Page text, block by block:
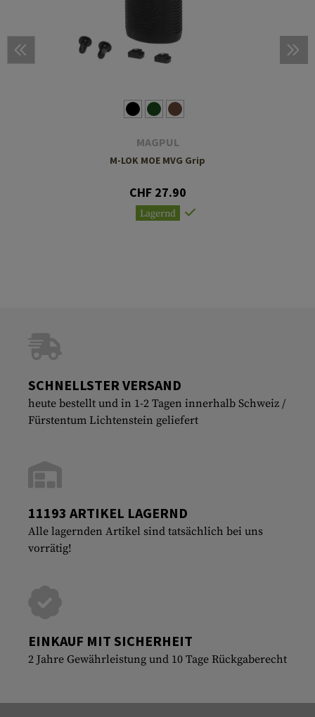
MAGPUL
M-LOK MOE MVG Grip
CHF 27.90
Lagernd
SCHNELLSTER VERSAND
heute bestellt und in 1-2 Tagen innerhalb Schweiz /
Fürstentum Lichtenstein geliefert
11193 ARTIKEL LAGERND
Alle lagernden Artikel sind tatsächlich bei uns
vorrätig!
EINKAUF MIT SICHERHEIT
2 Jahre Gewährleistung und 10 Tage Rückgaberecht